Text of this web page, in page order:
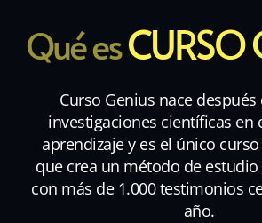
Qué esCURSO
Curso Genius nace
investigaciones científicas en
aprendizaje y es el único
que crea un método de
con más de 1.000 testimonios
año.